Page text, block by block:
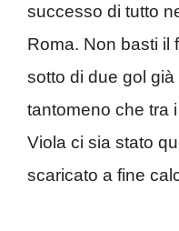
successo di tutto
Roma. Non basti il
sotto di due gol
tantomeno che tra
Viola ci sia stato
scaricato a fine